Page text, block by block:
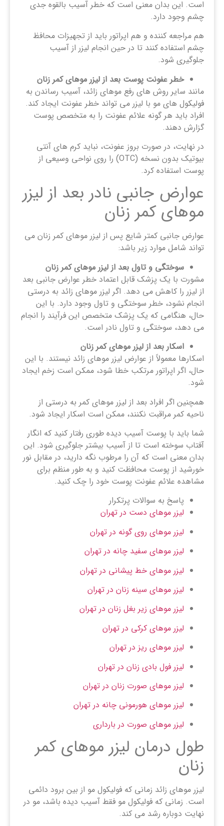
است. این بدان معنی است که خطر آسیب بالقوه جدی
چشم وجود دارد.
هم مراجعه کننده و هم اپراتور باید از تجهیزات محافظ
چشم استفاده کنند تا در حین انجام لیزر از آسیب
جلوگیری شود.
خطر عفونت پوست بعد از لیزر موهای کمر زنان
مانند سایر روش های رفع موهای زائد، آسیب رساندن به
فولیکول های مو با لیزر می تواند خطر عفونت ایجاد کند.
افراد باید هر گونه علائم عفونت را به متخصص پوست
گزارش دهند.
در نهایت، در صورت بروز عفونت، نباید کرم های آنتی
بیوتیک بدون نسخه (OTC) را روی نواحی وسیعی از
پوست استفاده کرد.
عوارض جانبی نادر بعد از لیزر
موهای کمر زنان
عوارض جانبی کمتر شایع پس از لیزر موهای کمر زنان می
تواند شامل موارد زیر باشد:
سوختگی و تاول بعد از لیزر موهای کمر زنان
مشورت با یک پزشک قابل اعتماد خطر عوارض جانبی بعد
از لیزر را کاهش می دهد. اگر لیزر موهای زائد به درستی
انجام نشود، خطر سوختگی و تاول وجود دارد. با این
حال، هنگامی که یک پزشک متخصص این فرآیند را انجام
می دهد، سوختگی و تاول نادر است.
اسکار بعد از لیزر موهای کمر زنان
اسکارها معمولاً از عوارض لیزر موهای زائد نیستند. با این
حال، اگر اپراتور مرتکب خطا شود، ممکن است زخم ایجاد
شود.
همچنین اگر افراد بعد از لیزر موهای کمر به درستی از
ناحیه کمر مراقبت نکنند، ممکن است اسکار ایجاد شود.
شما باید با پوست آسیب دیده طوری رفتار کنید که انگار
آفتاب سوخته است تا از آسیب بیشتر جلوگیری شود. این
بدان معنی است که آن را مرطوب نگه دارید، در مقابل نور
خورشید از پوست محافظت کنید و به طور منظم برای
مشاهده علائم عفونت پوست خود را چک کنید.
پاسخ به سوالات پرتکرار
لیزر موهای دست در تهران
لیزر موهای روی گونه در تهران
لیزر موهای سفید چانه در تهران
لیزر موهای خط پیشانی در تهران
لیزر موهای سینه زنان در تهران
لیزر موهای زیر بغل زنان در تهران
لیزر موهای کرکی در تهران
لیزر موهای ریز در تهران
لیزر فول بادی زنان در تهران
لیزر موهای صورت زنان در تهران
لیزر موهای هورمونی چانه در تهران
لیزر موهای صورت در بارداری
طول درمان لیزر موهای کمر
زنان
لیزر موهای زائد زمانی که فولیکول مو از بین برود دائمی
است. زمانی که فولیکول مو فقط آسیب دیده باشد، مو در
نهایت دوباره رشد می کند.